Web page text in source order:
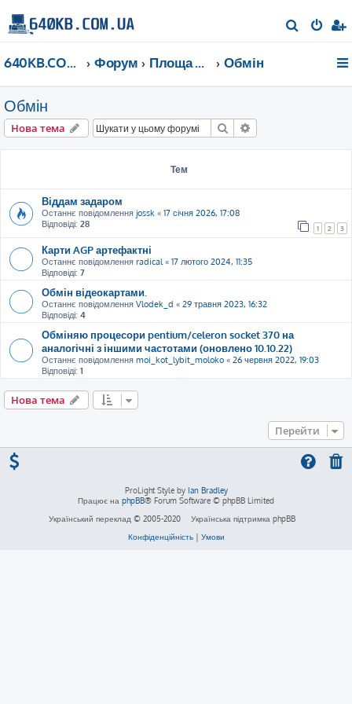
о
640KB.COM.UA Форум Площа Ринок Обмін
Обмін
Нова тема Пошук
Тем
Віддам задаром
Останнє повідомлення jossk « 17 січня 2026, 17:08
Відповіді: 28 1 2 3
Карти AGP артефактні
Останнє повідомлення radical« 17 лютого 2024, 11:35
Відповіді: 7
Обмін відеокартами.
Останнє повідомлення Vlodek_d « 29 травня 2023, 16:32
Відповіді: 4
Обміняю процесори pentium/celeron socket 370 на
аналогічні з іншими частотами (оновлено 10.10.22)
Останнє повідомлення moi_kot_lybit_moloko « 26 червня 2022, 19:03
Відповіді: 1
Нова тема
Перейти
ProLight Style by Ian Bradley
Працює на phpBB® Forum Software © phpBB Limited
Український переклад © 2005-2020
Українська підтримка phpBB
Конфіденційність| Умови